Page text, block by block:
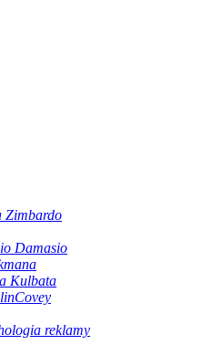
Zimbardo
Damasio
Kulbata
reklamy